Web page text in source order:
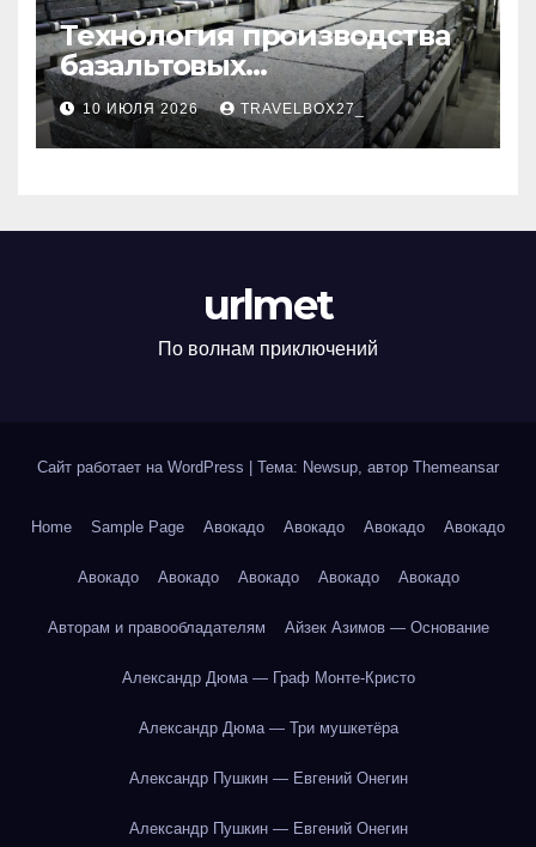
Технология производства
базальтовых
теплоизоляционных плит
по ГОСТ
10 ИЮЛЯ 2026 TRAVELBOX27_
urlmet
По волнам приключений
Сайт работает на WordPress Тема: Newsup, автор Themeansar
Home Sample Page Авокадо Авокадо Авокадо Авокадо
Авокадо Авокадо Авокадо Авокадо Авокадо
Авторам и правообладателям Айзек Азимов — Основание
Александр Дюма — Граф Монте-Кристо
Александр Дюма — Три мушкетёра
Александр Пушкин — Евгений Онегин
Александр Пушкин — Евгений Онегин